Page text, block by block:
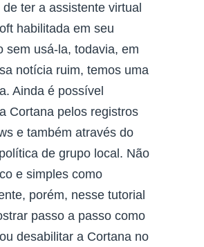
ter a assistente virtual
habilitada em seu
sem usá-la, todavia, em
notícia ruim, temos uma
Ainda é possível
Cortana pelos registros
e também através do
de grupo local. Não
e simples como
porém, nesse tutorial
passo a passo como
desabilitar a Cortana no